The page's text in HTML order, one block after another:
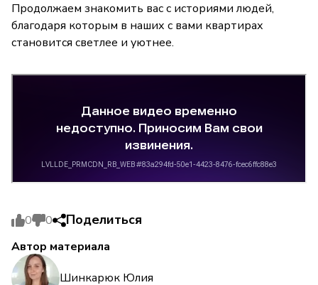
Продолжаем знакомить вас с историями людей,
благодаря которым в наших с вами квартирах
становится светлее и уютнее.
0 0 Поделиться
Автор материала
Шинкарюк Юлия